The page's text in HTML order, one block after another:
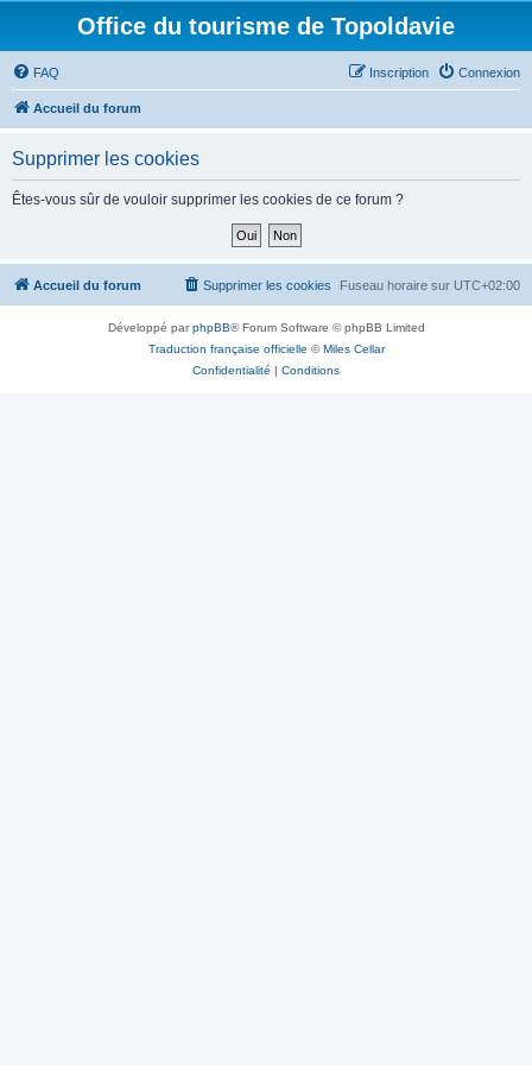
Office du tourisme de Topoldavie
FAQ Connexion
Inscription
Accueil du forum
Supprimer les cookies
Êtes-vous sûr de vouloir supprimer les cookies de ce forum ?
Accueil du forum Fuseau horaire sur UTC+02:00
Supprimer les cookies
Développé parphpBB® Forum Software © phpBB Limited
Traduction française officielle ©Miles Cellar
Confidentialité | Conditions